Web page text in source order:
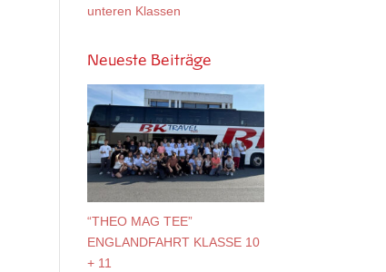
unteren Klassen
Neueste Beiträge
“THEO MAG TEE”
ENGLANDFAHRT KLASSE 10
+ 11